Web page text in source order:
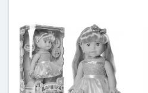
Возраст
от 3 лет
Материал
Комбинированный